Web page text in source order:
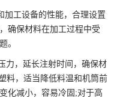
加工设备的性能，合理设置
确保材料在加工过程中受
。
力，延长注射时间，确保材
料，适当降低料温和机筒前
化减小，容易冷固;对于高